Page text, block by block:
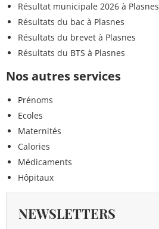
Résultat municipale 2026 à Plasnes
Résultats du bac à Plasnes
Résultats du brevet à Plasnes
Résultats du BTS à Plasnes
Nos autres services
Prénoms
Ecoles
Maternités
Calories
Médicaments
Hôpitaux
NEWSLETTERS